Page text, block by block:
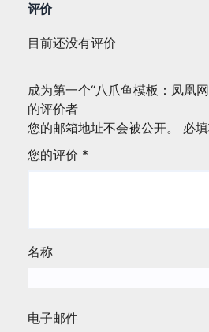
评价
目前还没有评价
成为第一个“八爪鱼模板：凤凰
的评价者
您的邮箱地址不会被公开。
必
您的评价 *
名称
电子邮件